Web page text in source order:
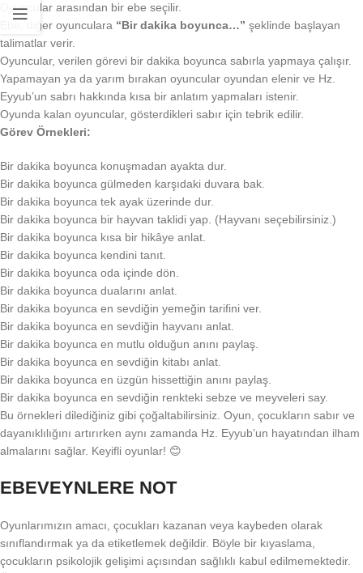
Oyuncular arasından bir ebe seçilir.
Ebe, diğer oyunculara “Bir dakika boyunca…” şeklinde başlayan
talimatlar verir.
Oyuncular, verilen görevi bir dakika boyunca sabırla yapmaya çalışır.
Yapamayan ya da yarım bırakan oyuncular oyundan elenir ve Hz.
Eyyub’un sabrı hakkında kısa bir anlatım yapmaları istenir.
Oyunda kalan oyuncular, gösterdikleri sabır için tebrik edilir.
Görev Örnekleri:
Bir dakika boyunca konuşmadan ayakta dur.
Bir dakika boyunca gülmeden karşıdaki duvara bak.
Bir dakika boyunca tek ayak üzerinde dur.
Bir dakika boyunca bir hayvan taklidi yap. (Hayvanı seçebilirsiniz.)
Bir dakika boyunca kısa bir hikâye anlat.
Bir dakika boyunca kendini tanıt.
Bir dakika boyunca oda içinde dön.
Bir dakika boyunca dualarını anlat.
Bir dakika boyunca en sevdiğin yemeğin tarifini ver.
Bir dakika boyunca en sevdiğin hayvanı anlat.
Bir dakika boyunca en mutlu olduğun anını paylaş.
Bir dakika boyunca en sevdiğin kitabı anlat.
Bir dakika boyunca en üzgün hissettiğin anını paylaş.
Bir dakika boyunca en sevdiğin renkteki sebze ve meyveleri say.
Bu örnekleri dilediğiniz gibi çoğaltabilirsiniz. Oyun, çocukların sabır ve
dayanıklılığını artırırken aynı zamanda Hz. Eyyub’un hayatından ilham
almalarını sağlar. Keyifli oyunlar! 😊
EBEVEYNLERE NOT
Oyunlarımızın amacı, çocukları kazanan veya kaybeden olarak
sınıflandırmak ya da etiketlemek değildir. Böyle bir kıyaslama,
çocukların psikolojik gelişimi açısından sağlıklı kabul edilmemektedir.